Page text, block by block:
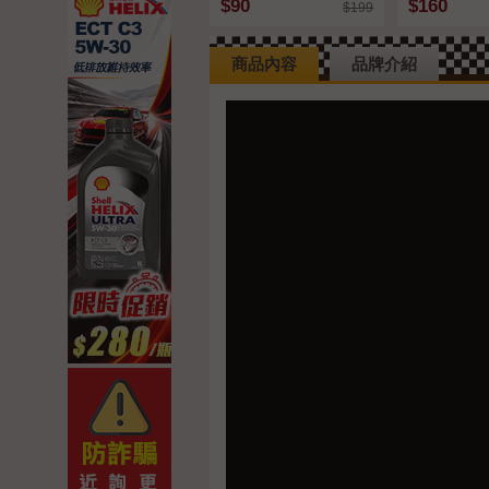
$90 $199 $160
商品內容 品牌介紹